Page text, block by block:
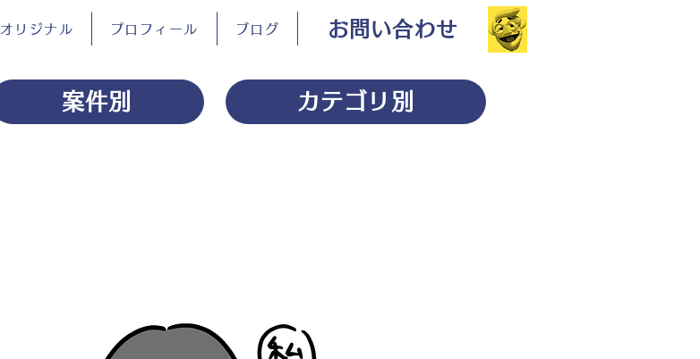
オリジナル プロフィール ブログ お問い合わせ
案件別 カテゴリ別